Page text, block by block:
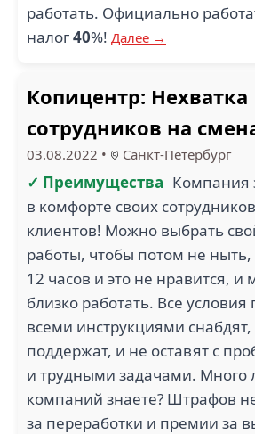
работать. Официально
налог40%! Далее →
Копицентр: Нехватка
сотрудников на
03.08.2022 • Санкт-Петербург
✓ Преимущества Компания
в комфорте своих
клиентов! Можно выбрать
работы, чтобы потом не
12 часов и это не нравится, и
близко работать. Все условия
всеми инструкциями снабдят,
поддержат, и не оставят с
и трудными задачами. Много
компаний знаете? Штрафов
за переработки и премии за